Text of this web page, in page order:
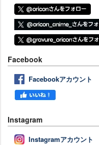
Facebook
Facebookアカウント
Instagram
Instagramアカウント